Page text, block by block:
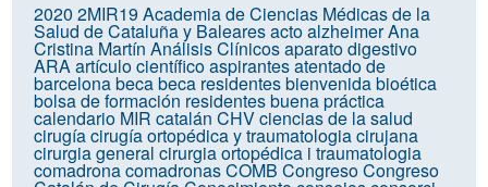
2020 2MIR19 Academia de Ciencias Médicas de la
Salud de Cataluña y BalearesactoalzheimerAna
Cristina Martín Análisis Clínicosaparato digestivo
ARAartículo científicoaspirantesatentado de
barcelonabecabeca residentesbienvenidabioética
bolsa de formación residentesbuena práctica
calendario MIR catalán CHVciencias de la salud
cirugíacirugía ortopédica y traumatologiacirujana
cirurgia general cirurgia ortopédica i traumatologia
comadronacomadronasCOMB CongresoCongreso